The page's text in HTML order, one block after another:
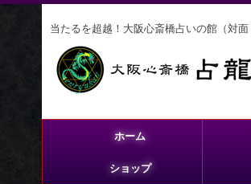
当たるを超越！大阪心斎橋占いの館（対面
ホーム
ショップ